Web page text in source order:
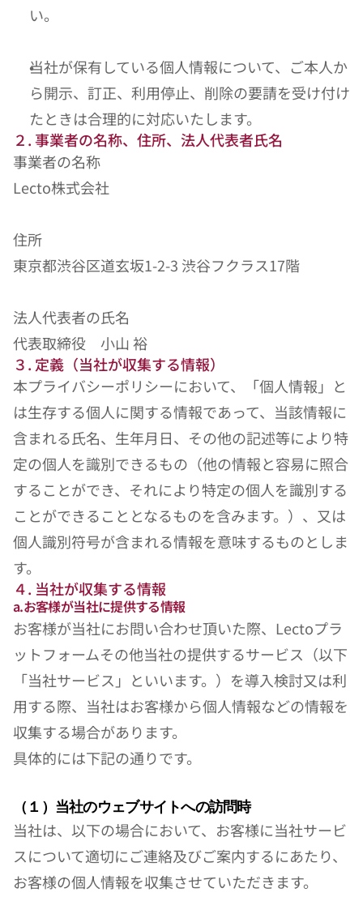
い。
当社が保有している個人情報について、ご本人か
ら開示、訂正、利用停止、削除の要請を受け付け
たときは合理的に対応いたします。
２. 事業者の名称、住所、法人代表者氏名
事業者の名称
Lecto株式会社
住所
東京都渋谷区道玄坂1-2-3 渋谷フクラス17階
法人代表者の氏名
代表取締役　小山 裕
３. 定義（当社が収集する情報）
本プライバシーポリシーにおいて、「個人情報」と
は生存する個人に関する情報であって、当該情報に
含まれる氏名、生年月日、その他の記述等により特
定の個人を識別できるもの（他の情報と容易に照合
することができ、それにより特定の個人を識別する
ことができることとなるものを含みます。）、又は
個人識別符号が含まれる情報を意味するものとしま
す。
４. 当社が収集する情報
a.お客様が当社に提供する情報
お客様が当社にお問い合わせ頂いた際、Lectoプラ
ットフォームその他当社の提供するサービス（以下
「当社サービス」といいます。）を導入検討又は利
用する際、当社はお客様から個人情報などの情報を
収集する場合があります。
具体的には下記の通りです。
（１）当社のウェブサイトへの訪問時
当社は、以下の場合において、お客様に当社サービ
スについて適切にご連絡及びご案内するにあたり、
お客様の個人情報を収集させていただきます。